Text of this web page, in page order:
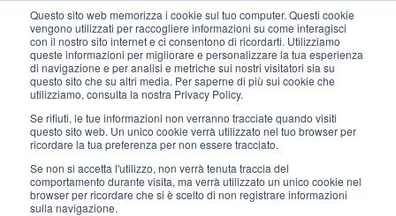
Questo sito web memorizza i cookie sul tuo computer. Questi cookie
vengono utilizzati per raccogliere informazioni su come interagisci
con il nostro sito internet e ci consentono di ricordarti. Utilizziamo
queste informazioni per migliorare e personalizzare la tua esperienza
di navigazione e per analisi e metriche sui nostri visitatori sia su
questo sito che su altri media. Per saperne di più sui cookie che
utilizziamo, consulta la nostra Privacy Policy.
Se rifiuti, le tue informazioni non verranno tracciate quando visiti
questo sito web. Un unico cookie verrà utilizzato nel tuo browser per
ricordare la tua preferenza per non essere tracciato.
Se non si accetta l'utilizzo, non verrà tenuta traccia del
comportamento durante visita, ma verrà utilizzato un unico cookie nel
browser per ricordare che si è scelto di non registrare informazioni
sulla navigazione.
contenuto
principale
User
account
User
Header
Seleziona Prodotti Contatto Vendite
RAEE, REACH e RoHS